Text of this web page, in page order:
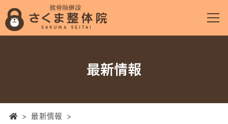
最新情報
> 最新情報
>